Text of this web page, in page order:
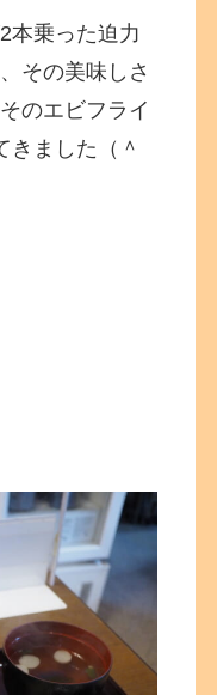
本乗った迫力
その美味しさ
のエビフライ
きました（＾